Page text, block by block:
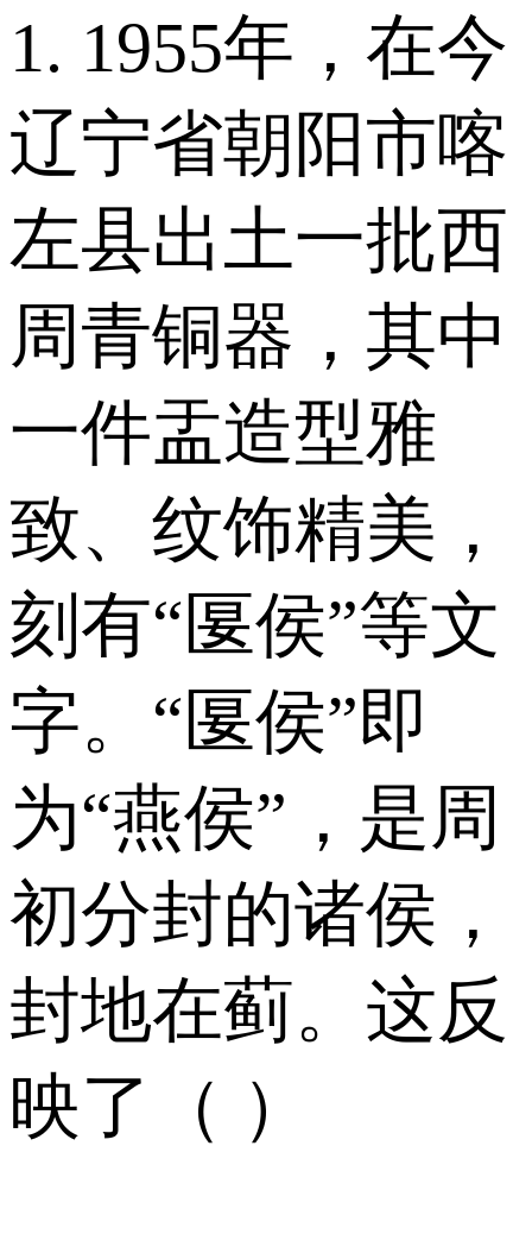
1. 1955年，在今
辽宁省朝阳市喀
左县出土一批西
周青铜器，其中
一件盂造型雅
致、纹饰精美，
刻有“匽侯”等文
字。“匽侯”即
为“燕侯”，是周
初分封的诸侯，
封地在蓟。这反
映了（ ）